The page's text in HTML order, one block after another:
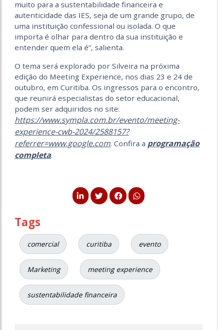
muito para a sustentabilidade financeira e
autenticidade das IES, seja de um grande grupo, de
uma instituição confessional ou isolada. O que
importa é olhar para dentro da sua instituição e
entender quem ela é”, salienta.
O tema será explorado por Silveira na próxima
edição do Meeting Experience, nos dias 23 e 24 de
outubro, em Curitiba. Os ingressos para o encontro,
que reunirá especialistas do setor educacional,
podem ser adquiridos no site:
https://www.sympla.com.br/evento/meeting-
experience-cwb-2024/2588157?
referrer=www.google.com. Confira a programação
completa.
Tags
comercial curitiba evento
Marketing meeting experience
sustentabilidade financeira